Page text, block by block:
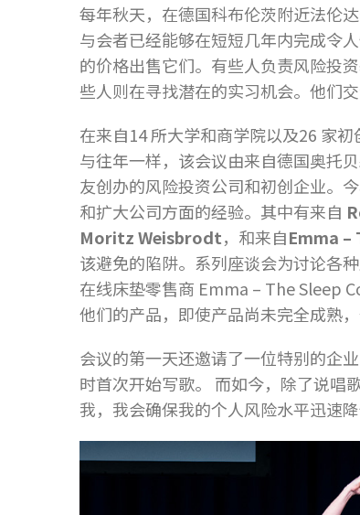
每年秋天，在德国科布伦茨附近法伦
与会者已经能够在短短几年内完成令
的价格出售它们。有些人负责风险投
些人则在寻找潜在的实习机会。他们
在来自14 所大学和商学院以及26 家
与往年一样，该会议由来自德国奥托
友创办的风险投资公司和初创企业。
和扩大公司方面的经验。其中有来自
Moritz Weisbrodt，和来自Emma –
该避免的陷阱。系列座谈会为讨论各
在线床垫零售商 Emma – The Sleep
他们的产品，即使产品尚未完全成熟
会议的第一天还邀请了一位特别的企业
时首次开始写歌。 而如今，除了说
我，我会确保我的个人风险水平迅速